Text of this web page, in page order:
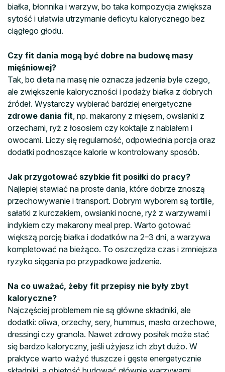
białka, błonnika i warzyw, bo taka kompozycja zwiększa
sytość i ułatwia utrzymanie deficytu kalorycznego bez
ciągłego głodu.
Czy fit dania mogą być dobre na budowę masy
mięśniowej?
Tak, bo dieta na masę nie oznacza jedzenia byle czego,
ale zwiększenie kaloryczności i podaży białka z dobrych
źródeł. Wystarczy wybierać bardziej energetyczne
zdrowe dania fit , np. makarony z mięsem, owsianki z
orzechami, ryż z łososiem czy koktajle z nabiałem i
owocami. Liczy się regularność, odpowiednia porcja oraz
dodatki podnoszące kalorie w kontrolowany sposób.
Jak przygotować szybkie fit posiłki do pracy?
Najlepiej stawiać na proste dania, które dobrze znoszą
przechowywanie i transport. Dobrym wyborem są tortille,
sałatki z kurczakiem, owsianki nocne, ryż z warzywami i
indykiem czy makarony meal prep. Warto gotować
większą porcję białka i dodatków na 2–3 dni, a warzywa
kompletować na bieżąco. To oszczędza czas i zmniejsza
ryzyko sięgania po przypadkowe jedzenie.
Na co uważać, żeby fit przepisy nie były zbyt
kaloryczne?
Najczęściej problemem nie są główne składniki, ale
dodatki: oliwa, orzechy, sery, hummus, masło orzechowe,
dressingi czy granola. Nawet zdrowy posiłek może stać
się bardzo kaloryczny, jeśli użyjesz ich zbyt dużo. W
praktyce warto ważyć tłuszcze i gęste energetycznie